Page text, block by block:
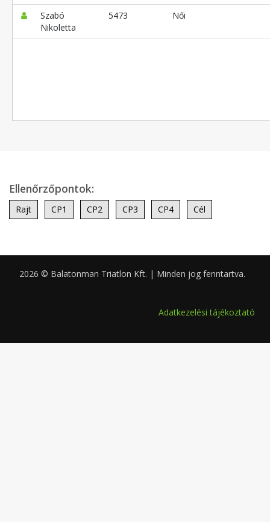
Szabó
Nikoletta
5473 Női
Ellenőrzőpontok:
Rajt CP1 CP2 CP3 CP4 Cél
2026 © Balatonman Triatlon Kft. | Minden jog fenntartva.
Adatkezelési tájékoztató